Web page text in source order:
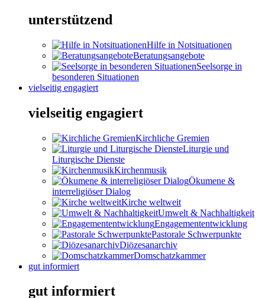
unterstützend
Hilfe in Notsituationen
Beratungsangebote
Seelsorge in
besonderen Situationen
vielseitig engagiert
vielseitig engagiert
Kirchliche Gremien
Liturgie und
Liturgische Dienste
Kirchenmusik
Ökumene &
interreligiöser Dialog
Kirche weltweit
Umwelt & Nachhaltigkeit
Engagemententwicklung
Pastorale Schwerpunkte
Diözesanarchiv
Domschatzkammer
gut informiert
gut informiert